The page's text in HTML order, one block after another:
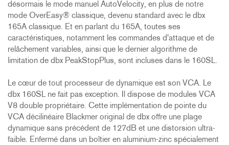
désormais le mode manuel AutoVelocity, en plus de notre
mode OverEasy® classique, devenu standard avec le dbx
165A classique. Et en parlant du 165A, toutes ses
caractéristiques, notamment les commandes d'attaque et de
relâchement variables, ainsi que le dernier algorithme de
limitation de dbx PeakStopPlus, sont incluses dans le 160SL.
Le cœur de tout processeur de dynamique est son VCA. Le
dbx 160SL ne fait pas exception. Il dispose de modules VCA
V8 double propriétaire. Cette implémentation de pointe du
VCA décilinéaire Blackmer original de dbx offre une plage
dynamique sans précédent de 127dB et une distorsion ultra-
faible. Enfermé dans un boîtier en aluminium-zinc spécialement